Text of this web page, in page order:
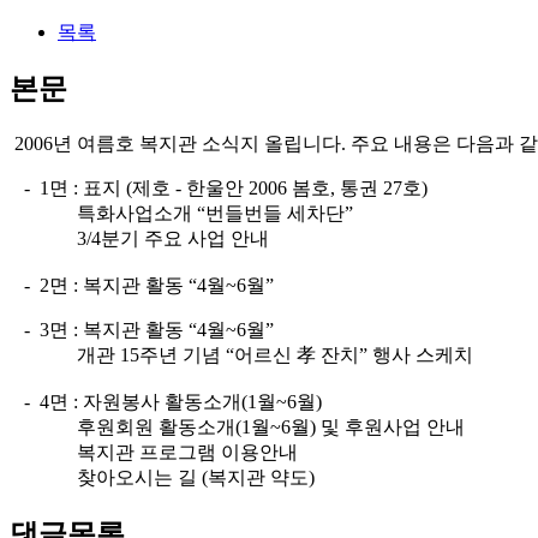
목록
본문
2006년 여름호 복지관 소식지 올립니다. 주요 내용은 다음과
- 1면 : 표지 (제호 - 한울안 2006 봄호, 통권 27호)
특화사업소개 “번들번들 세차단”
3/4분기 주요 사업 안내
- 2면 : 복지관 활동 “4월~6월”
- 3면 : 복지관 활동 “4월~6월”
개관 15주년 기념 “어르신 孝 잔치” 행사 스케치
- 4면 : 자원봉사 활동소개(1월~6월)
후원회원 활동소개(1월~6월) 및 후원사업 안내
복지관 프로그램 이용안내
찾아오시는 길 (복지관 약도)